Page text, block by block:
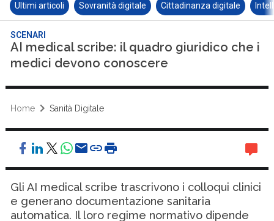
Ultimi articoli Sovranità digitale Cittadinanza digitale
SCENARI
AI medical scribe: il quadro giuridico che i
medici devono conoscere
Home Sanità Digitale
Gli AI medical scribe trascrivono i colloqui clinici
e generano documentazione sanitaria
automatica. Il loro regime normativo dipende